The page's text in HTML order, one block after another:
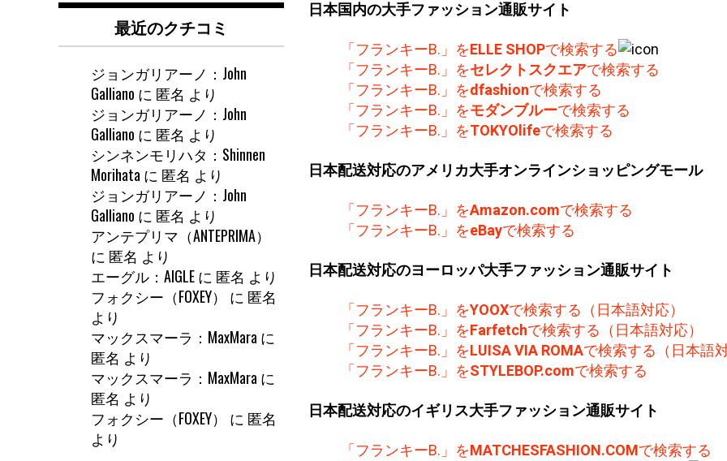
日本国内の大手ファッション通販サイト
「フランキーB.」をELLE SHOPで検索する
「フランキーB.」をセレクトスクエアで検索する
「フランキーB.」をdfashionで検索する
「フランキーB.」をモダンブルーで検索する
「フランキーB.」をTOKYOlifeで検索する
日本配送対応のアメリカ大手オンラインショッピングモール
「フランキーB.」をAmazon.comで検索する
「フランキーB.」をeBayで検索する
日本配送対応のヨーロッパ大手ファッション通販サイト
「フランキーB.」をYOOXで検索する（日本語対応）
「フランキーB.」をFarfetchで検索する（日本語対応）
「フランキーB.」をLUISA VIA ROMAで検索する（日本語
「フランキーB.」をSTYLEBOP.comで検索する
日本配送対応のイギリス大手ファッション通販サイト
「フランキーB.」をMATCHESFASHION.COMで検索する
最近のクチコミ
ジョンガリアーノ：John
Galliano に 匿名 より
ジョンガリアーノ：John
Galliano に 匿名 より
シンネンモリハタ：Shinnen
Morihataに 匿名 より
ジョンガリアーノ：John
Galliano に 匿名 より
アンテプリマ（ANTEPRIMA）
に 匿名 より
エーグル：AIGLEに 匿名 より
フォクシー（FOXEY）
に 匿名
より
マックスマーラ：MaxMaraに
匿名 より
マックスマーラ：MaxMaraに
匿名 より
フォクシー（FOXEY）
に 匿名
より